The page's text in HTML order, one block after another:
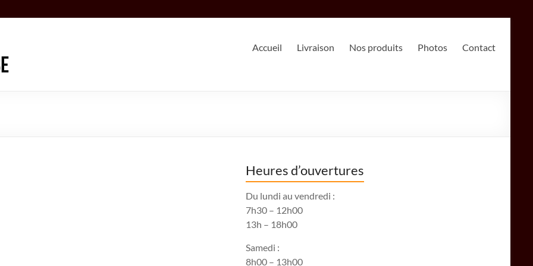
Accueil Livraison Nos produits Photos Contact
Heures d’ouvertures
Du lundi au vendredi :
7h30 – 12h00
13h – 18h00
Samedi :
8h00 – 13h00